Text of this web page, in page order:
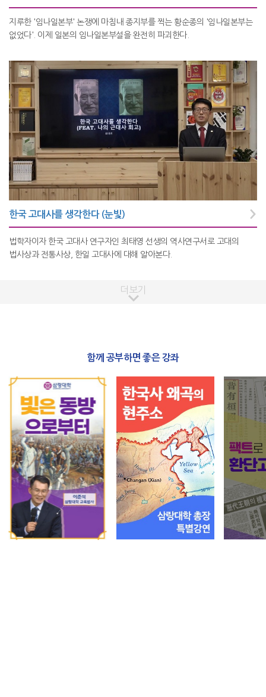
지루한 '임나일본부' 논쟁에 마침내 종지부를 찍는 황순종의 '임나일본부는
없었다'. 이제 일본의 임나일본부설을 완전히 파괴한다.
한국 고대사를 생각한다 (눈빛)
법학자이자 한국 고대사 연구자인 최태영 선생의 역사연구서로 고대의
법사상과 전통사상, 한일 고대사에 대해 알아본다.
더보기
함께 공부하면 좋은 강좌